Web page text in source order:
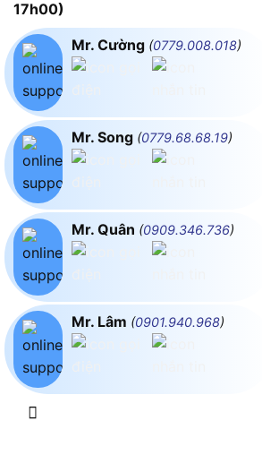
17h00)
Mr. Cường (0779.008.018)
Mr. Song (0779.68.68.19)
Mr. Quân (0909.346.736)
Mr. Lâm (0901.940.968)